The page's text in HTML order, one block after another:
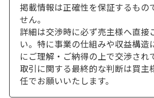
掲載情報は正確性を保証するもの
せん。
詳細は交渉時に必ず売主様へ直接
い。特に事業の仕組みや収益構造
にご理解・ご納得の上で交渉され
取引に関する最終的な判断は買主
任でお願いいたします。